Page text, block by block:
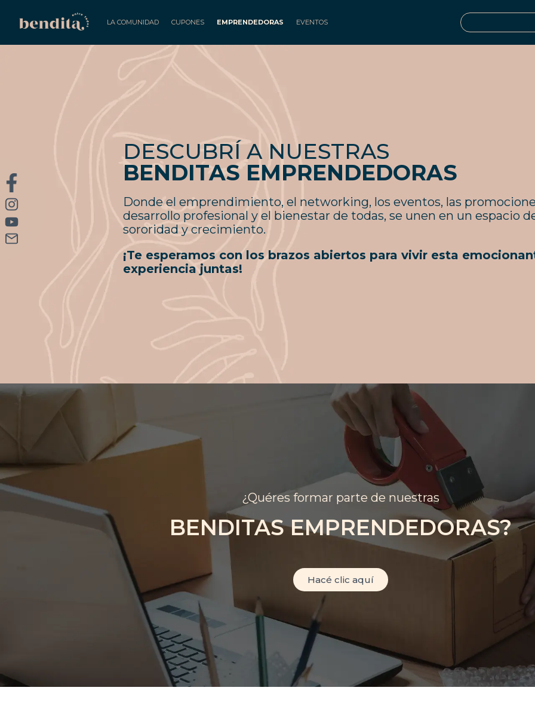
LA COMUNIDAD CUPONES EMPRENDEDORAS EVENTOS
DESCUBRÍ A NUESTRAS
BENDITAS EMPRENDEDORAS
Donde el emprendimiento, el networking, los eventos, las
desarrollo profesional y el bienestar de todas, se unen en un espacio
sororidad y crecimiento.
¡Te esperamos con los brazos abiertos para vivir esta
experiencia juntas!
¿Quéres formar parte de nuestras
BENDITAS EMPRENDEDORAS?
Hacé clic aquí